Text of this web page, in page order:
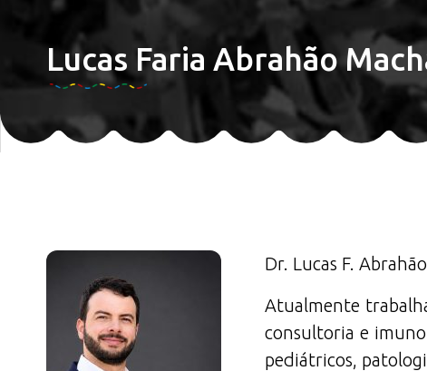
Lucas Faria Abrahão
Dr. Lucas F.
Atualmente
consultoria e
pediátricos,